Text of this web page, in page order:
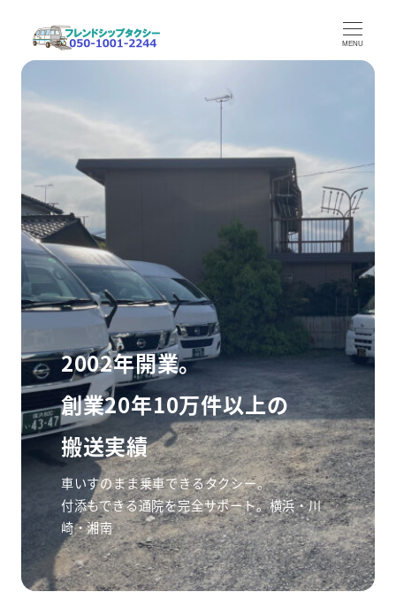
MENU
2002年開業。
創業20年10万件以上の
搬送実績
車いすのまま乗車できるタクシー。
付添もできる通院を完全サポート。横浜・川
崎・湘南